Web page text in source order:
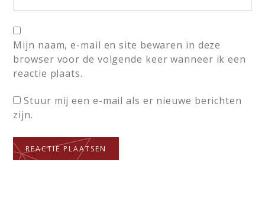
Mijn naam, e-mail en site bewaren in deze
browser voor de volgende keer wanneer ik een
reactie plaats.
Stuur mij een e-mail als er nieuwe berichten
zijn.